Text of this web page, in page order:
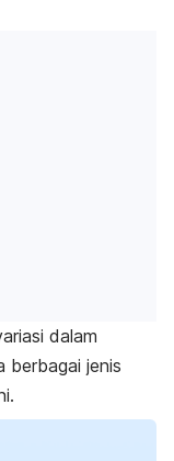
dalam
berbagai jenis